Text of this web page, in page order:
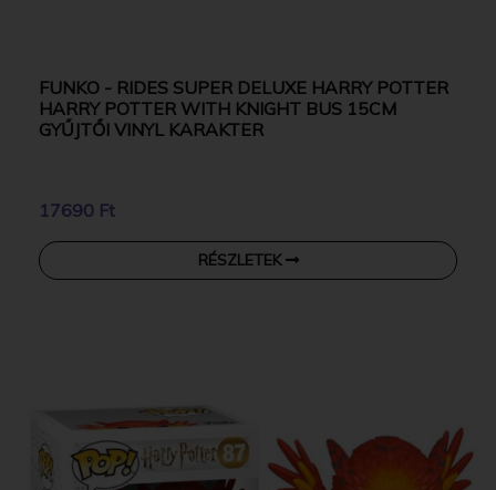
FUNKO - RIDES SUPER DELUXE HARRY POTTER
HARRY POTTER WITH KNIGHT BUS 15CM
GYŰJTŐI VINYL KARAKTER
17690 Ft
RÉSZLETEK